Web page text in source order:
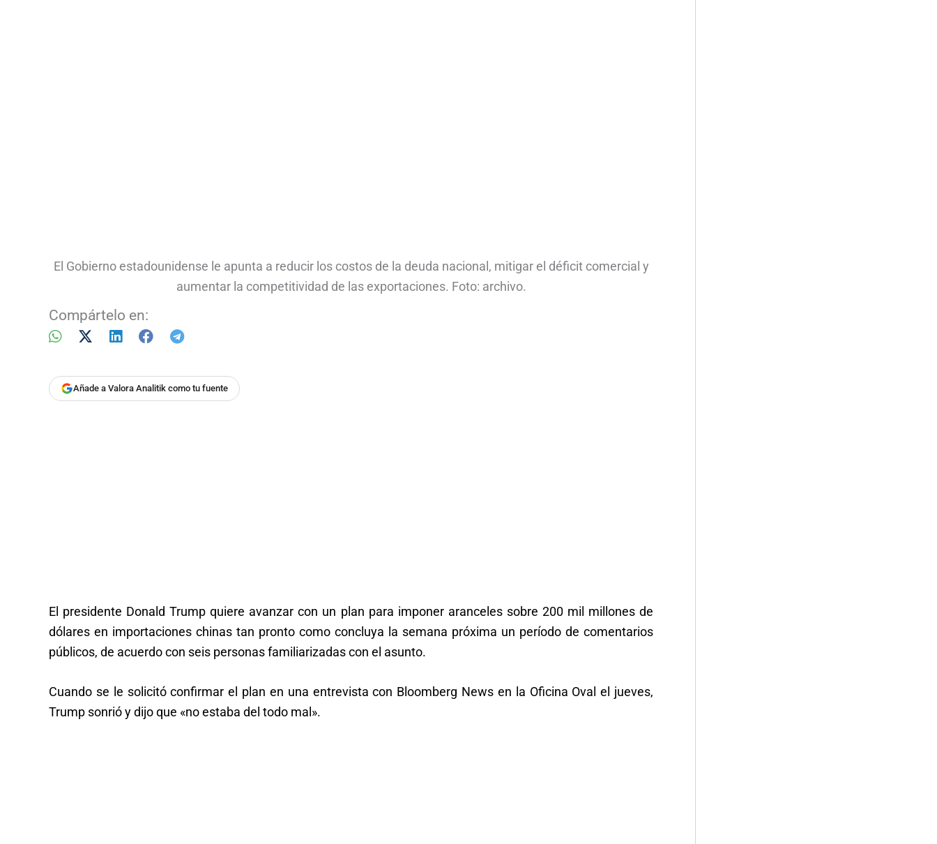
El Gobierno estadounidense le apunta a reducir los costos de la deuda nacional, mitigar el déficit comercial y
aumentar la competitividad de las exportaciones. Foto: archivo.
Compártelo en:
Añade a Valora Analitik como tu fuente
El presidente Donald Trump quiere avanzar con un plan para imponer aranceles sobre 200 mil millones de
dólares en importaciones chinas tan pronto como concluya la semana próxima un período de comentarios
públicos, de acuerdo con seis personas familiarizadas con el asunto.
Cuando se le solicitó confirmar el plan en una entrevista con Bloomberg News en la Oficina Oval el jueves,
Trump sonrió y dijo que «no estaba del todo mal».